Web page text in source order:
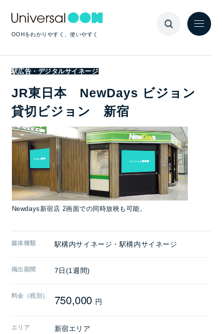
OOHをわかりやすく、使いやすく
駅広告・デジタルサイネージ
JR東日本 NewDays ビジョン
貸切ビジョン 新宿
Newdays新宿店 2画面での同時放映も可能。
媒体種類 駅構内サイネージ・駅構内サイネージ
掲出期間 7日(1週間)
料金（税別） 750,000 円
エリア 新宿エリア